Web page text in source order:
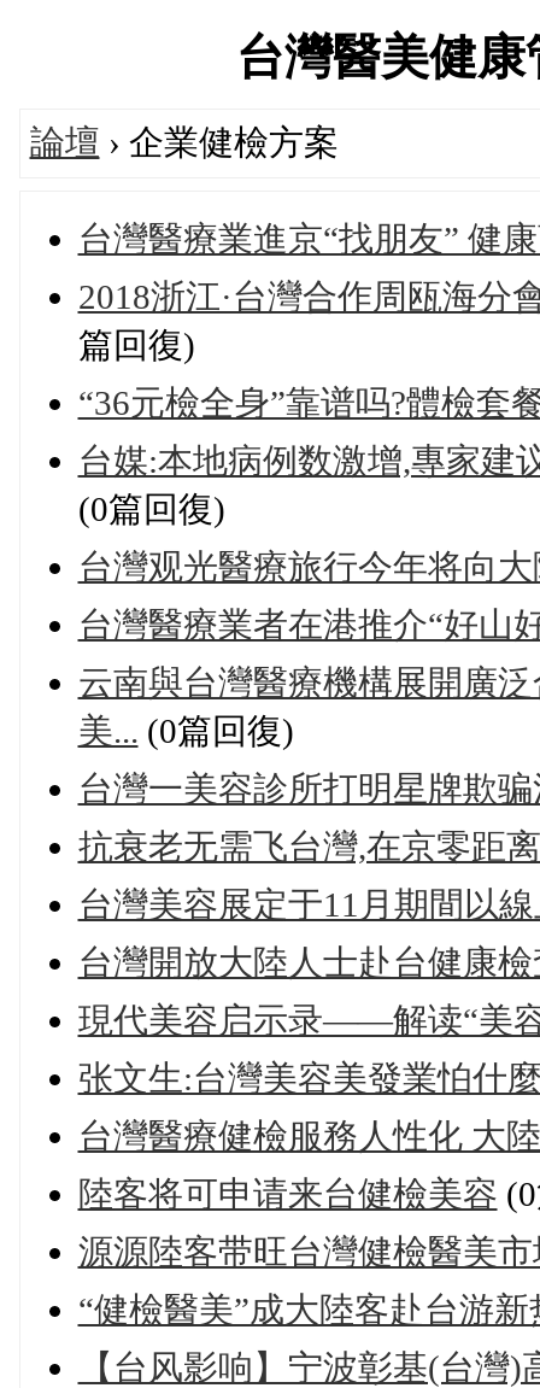
台灣醫美健
論壇 › 企業健檢方案
台灣醫療業進京“找朋友” 健
2018浙江·台灣合作周瓯海分
篇回復)
“36元檢全身”靠谱吗?體檢套
台媒:本地病例数激增,專家建
(0篇回復)
台灣观光醫療旅行今年将向
台灣醫療業者在港推介“好山
云南與台灣醫療機構展開廣
美... (0篇回復)
台灣一美容診所打明星牌欺
抗衰老无需飞台灣,在京零距
台灣美容展定于11月期間以
台灣開放大陸人士赴台健康
現代美容启示录——解读“美
张文生:台灣美容美發業怕什
台灣醫療健檢服務人性化 大
陸客将可申请来台健檢美容
源源陸客带旺台灣健檢醫美市
“健檢醫美”成大陸客赴台游新
【台风影响】宁波彰基(台灣